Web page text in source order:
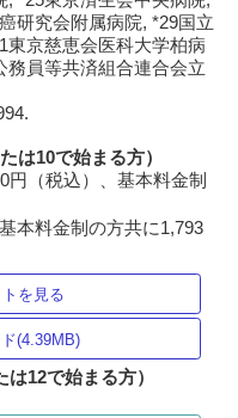
研究会附属病院, *29国立
東京慈恵会医科大学柏病
務員等共済組合連合会立
は10で始まる方）
円（税込）、基本料金制
本料金制の方共に1,793
を見る
(4.39MB)
12で始まる方）